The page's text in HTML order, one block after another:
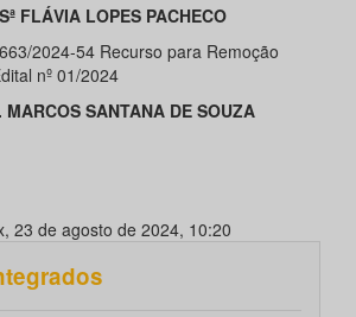
FLÁVIA LOPES PACHECO
2024-54 Recurso para Remoção
nº 01/2024
MARCOS SANTANA DE SOUZA
23 de agosto de 2024, 10:20